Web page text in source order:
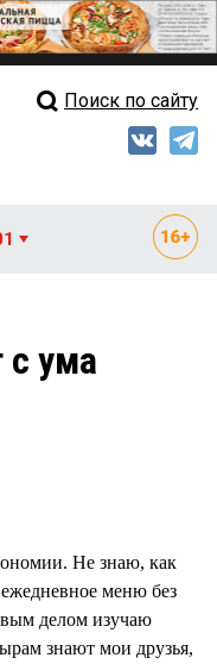
Свежий выпуск
Рейтинги
Поиск по сайту
с ума
Не знаю, как
меню без
делом изучаю
знают мои друзья,